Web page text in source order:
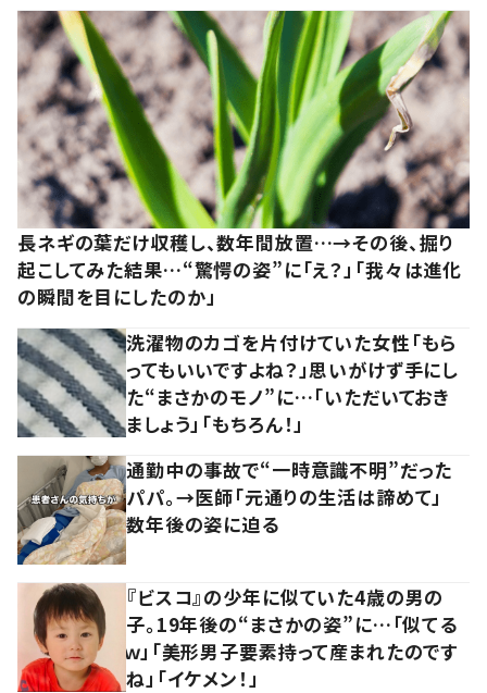
長ネギの葉だけ収穫し、数年間放置…→その後、掘り
起こしてみた結果…“驚愕の姿”に「え？」「我々は進化
の瞬間を目にしたのか」
洗濯物のカゴを片付けていた女性「もら
ってもいいですよね？」思いがけず手にし
た“まさかのモノ”に…「いただいておき
ましょう」「もちろん！」
通勤中の事故で“一時意識不明”だった
パパ。→医師「元通りの生活は諦めて」
数年後の姿に迫る
『ビスコ』の少年に似ていた4歳の男の
子。19年後の“まさかの姿”に…「似てる
ｗ」「美形男子要素持って産まれたのです
ね」「イケメン！」